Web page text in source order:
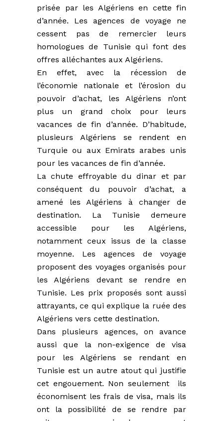
prisée par les Algériens en cette fin
d’année. Les agences de voyage ne
cessent pas de remercier leurs
homologues de Tunisie qui font des
offres alléchantes aux Algériens.
En effet, avec la récession de
l’économie nationale et l’érosion du
pouvoir d’achat, les Algériens n’ont
plus un grand choix pour leurs
vacances de fin d’année. D’habitude,
plusieurs Algériens se rendent en
Turquie ou aux Emirats arabes unis
pour les vacances de fin d’année.
La chute effroyable du dinar et par
conséquent du pouvoir d’achat, a
amené les Algériens à changer de
destination. La Tunisie demeure
accessible pour les Algériens,
notamment ceux issus de la classe
moyenne. Les agences de voyage
proposent des voyages organisés pour
les Algériens devant se rendre en
Tunisie. Les prix proposés sont aussi
attrayants, ce qui explique la ruée des
Algériens vers cette destination.
Dans plusieurs agences, on avance
aussi que la non-exigence de visa
pour les Algériens se rendant en
Tunisie est un autre atout qui justifie
cet engouement. Non seulement ils
économisent les frais de visa, mais ils
ont la possibilité de se rendre par